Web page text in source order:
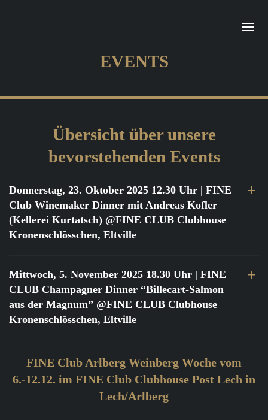
EVENTS
Übersicht über unsere
bevorstehenden Events
Donnerstag, 23. Oktober 2025 12.30 Uhr | FINE
Club Winemaker Dinner mit Andreas Kofler
(Kellerei Kurtatsch) @FINE CLUB Clubhouse
Kronenschlösschen, Eltville
Mittwoch, 5. November 2025 18.30 Uhr | FINE
CLUB Champagner Dinner “Billecart-Salmon
aus der Magnum” @FINE CLUB Clubhouse
Kronenschlösschen, Eltville
FINE Club Arlberg Weinberg Woche vom
6.-12.12. im FINE Club Clubhouse Post Lech in
Lech/Arlberg